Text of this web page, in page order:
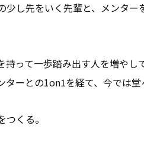
し先をいく先輩と、メンタ
って一歩踏み出す人を増やし
ーとの1on1を経て、今では
くる。